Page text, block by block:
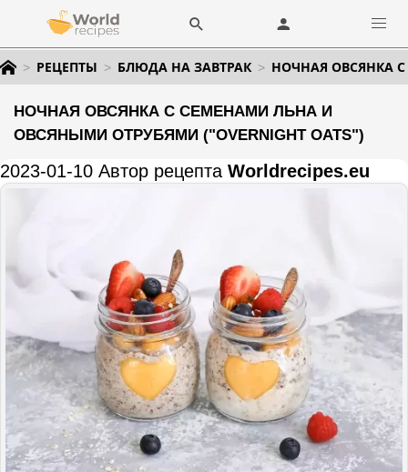
РЕЦЕПТЫ БЛЮДА НА ЗАВТРАК НОЧНАЯ ОВСЯНКА С
НОЧНАЯ ОВСЯНКА С СЕМЕНАМИ ЛЬНА И
ОВСЯНЫМИ ОТРУБЯМИ ("OVERNIGHT OATS")
2023-01-10 Автор рецепта Worldrecipes.eu